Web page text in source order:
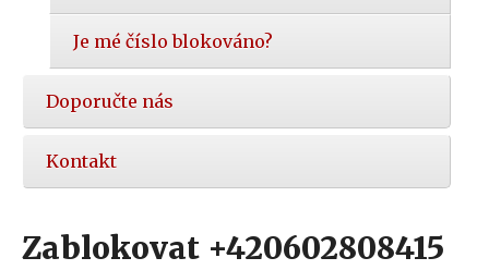
Je mé číslo blokováno?
Doporučte nás
Kontakt
Zablokovat +420602808415